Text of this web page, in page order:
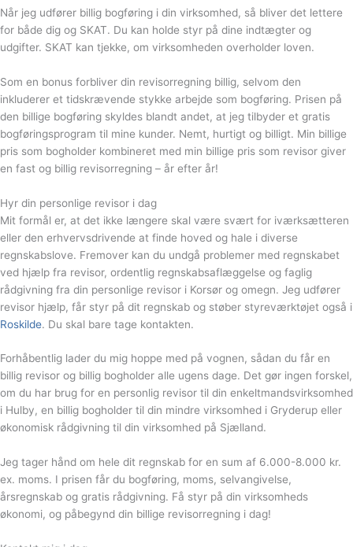
Når jeg udfører billig bogføring i din virksomhed, så bliver det lettere
for både dig og SKAT. Du kan holde styr på dine indtægter og
udgifter. SKAT kan tjekke, om virksomheden overholder loven.
Som en bonus forbliver din revisorregning billig, selvom den
inkluderer et tidskrævende stykke arbejde som bogføring. Prisen på
den billige bogføring skyldes blandt andet, at jeg tilbyder et gratis
bogføringsprogram til mine kunder. Nemt, hurtigt og billigt. Min billige
pris som bogholder kombineret med min billige pris som revisor giver
en fast og billig revisorregning – år efter år!
Hyr din personlige revisor i dag
Mit formål er, at det ikke længere skal være svært for iværksætteren
eller den erhvervsdrivende at finde hoved og hale i diverse
regnskabslove. Fremover kan du undgå problemer med regnskabet
ved hjælp fra revisor, ordentlig regnskabsaflæggelse og faglig
rådgivning fra din personlige revisor i Korsør og omegn. Jeg udfører
revisor hjælp, får styr på dit regnskab og støber styreværktøjet også i
Roskilde. Du skal bare tage kontakten.
Forhåbentlig lader du mig hoppe med på vognen, sådan du får en
billig revisor og billig bogholder alle ugens dage. Det gør ingen forskel,
om du har brug for en personlig revisor til din enkeltmandsvirksomhed
i Hulby, en billig bogholder til din mindre virksomhed i Gryderup eller
økonomisk rådgivning til din virksomhed på Sjælland.
Jeg tager hånd om hele dit regnskab for en sum af 6.000-8.000 kr.
ex. moms. I prisen får du bogføring, moms, selvangivelse,
årsregnskab og gratis rådgivning. Få styr på din virksomheds
økonomi, og påbegynd din billige revisorregning i dag!